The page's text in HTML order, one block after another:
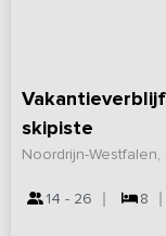
skipiste
Noordrijn-
14 - 26 8